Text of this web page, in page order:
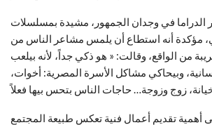
الدراما في وجدان الجمهور، مشيدة بمسلسلات
مؤكدة أنه استطاع أن يلمس مشاعر الناس من
من الواقع، وقالت: « هو ذكي جداً، لأنه بيلعب
وبيحاكي مشاكل الأسرة المصرية: أخوات،
تقديم أعمال فنية تعكس طبيعة المجتمع